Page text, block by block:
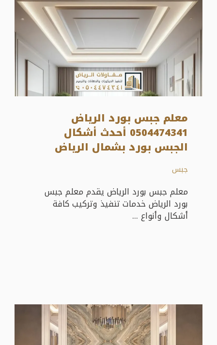
معلم جبس بورد الرياض
0504474341 أحدث أشكال
الجبس بورد بشمال الرياض
جبس
معلم جبس بورد الرياض يقدم معلم جبس
بورد الرياض خدمات تنفيذ وتركيب كافة
أشكال وأنواع ...